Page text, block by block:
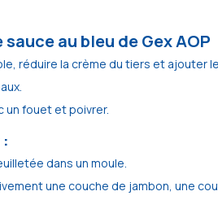
au bleu de Gex AOP
réduire la crème du tiers et ajouter
un fouet et poivrer.
dans un moule.
une couche de jambon, une